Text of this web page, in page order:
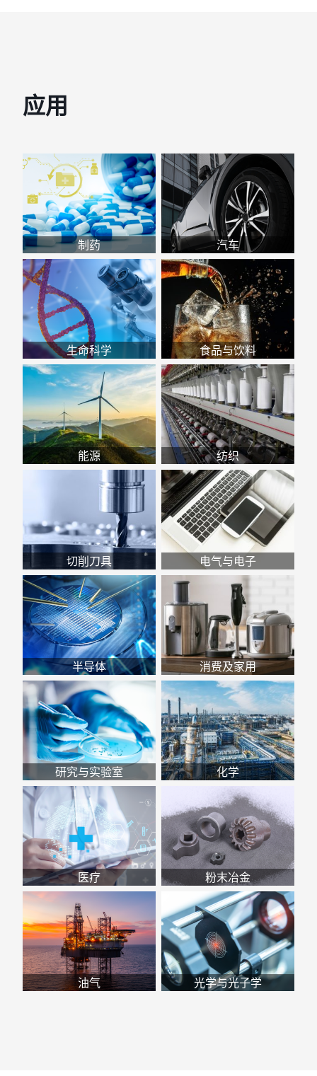
应用
制药 汽车
生命科学 食品与饮料
能源 纺织
切削刀具 电气与电子
半导体 消费及家用
研究与实验室 化学
医疗 粉末冶金
油气 光学与光子学